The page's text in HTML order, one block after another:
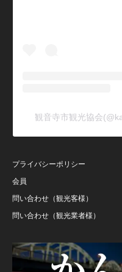
観音寺市観光協会
プライバシーポリシー
会員
問い合わせ（観光客様）
問い合わせ（観光業者様）